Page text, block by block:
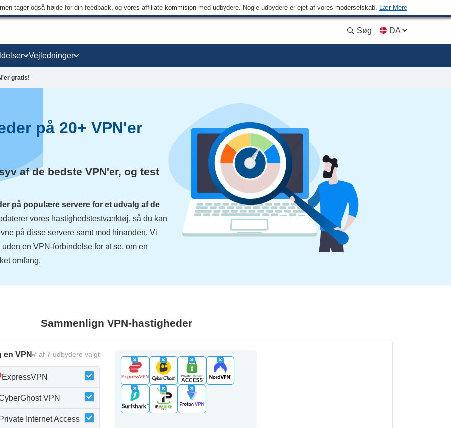
tager også højde for din feedback, og vores affiliate kommision med udbydere. Nogle udbydere er ejet af vores moderselskab. Lær Mere
Søg DA
Vejledninger
gratis!
på 20+ VPN'er
af de bedste VPN'er, og test
på populære servere for et udvalg af de
vores hastighedstestværktøj, så du kan
på disse servere samt mod hinanden. Vi
en VPN-forbindelse for at se, om en
omfang.
Sammenlign VPN-hastigheder
en VPN7 af7 udbydere valgt
ExpressVPN
VPN
Private Internet Access